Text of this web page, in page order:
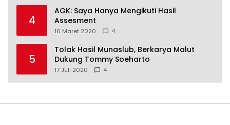
4
AGK: Saya Hanya Mengikuti Hasil
Assesment
16 Maret 2020 4
5
Tolak Hasil Munaslub, Berkarya Malut
Dukung Tommy Soeharto
17 Juli 2020 4